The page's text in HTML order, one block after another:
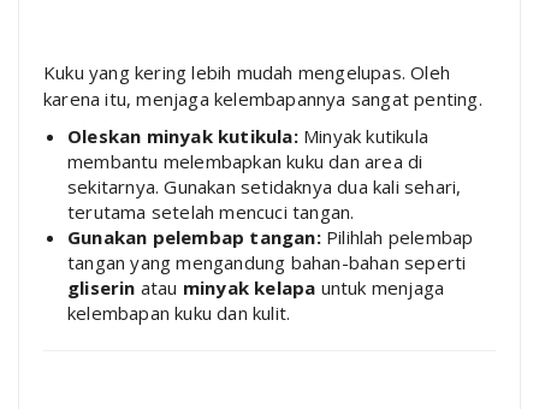
Kuku yang kering lebih mudah mengelupas. Oleh
karena itu, menjaga kelembapannya sangat penting.
Oleskan minyak kutikula:Minyak kutikula
membantu melembapkan kuku dan area di
sekitarnya. Gunakan setidaknya dua kali sehari,
terutama setelah mencuci tangan.
Gunakan pelembap tangan:Pilihlah pelembap
tangan yang mengandung bahan-bahan seperti
gliserin atau minyak kelapa untuk menjaga
kelembapan kuku dan kulit.